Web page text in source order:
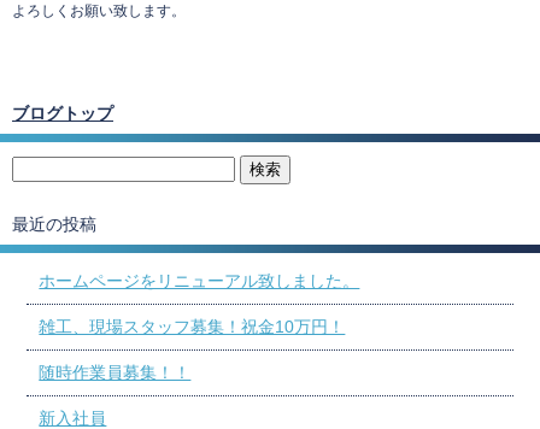
よろしくお願い致します。
ブログトップ
最近の投稿
ホームページをリニューアル致しました。
雑工、現場スタッフ募集！祝金10万円！
随時作業員募集！！
新入社員